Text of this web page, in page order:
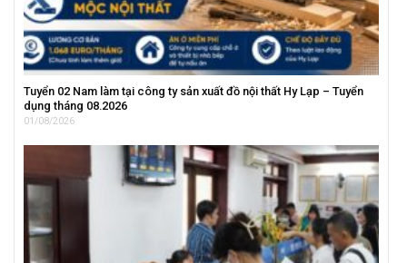
Tuyển 02 Nam làm tại công ty sản xuất đồ nội thất Hy Lạp – Tuyển
dụng tháng 08.2026
01/08/2026